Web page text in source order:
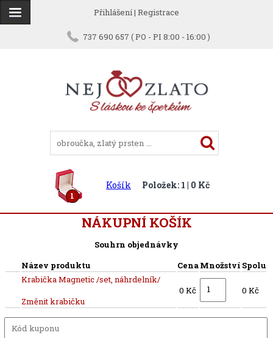
Přihlášení| Registrace
737 690 657 ( PO - PI 8:00 - 16:00 )
1
Košík Položek: 1 | 0 Kč
NÁKUPNÍ KOŠÍK
Souhrn objednávky
Název produktu
CenaMnožství Spolu
Krabička Magnetic /set, náhrdelník/
Změnit krabičku
0 Kč 0 Kč